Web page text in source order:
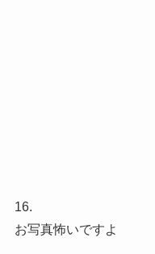
16.
お写真怖いですよ